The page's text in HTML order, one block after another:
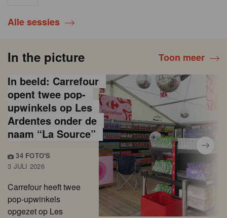
Alle sessies
In the picture Toon meer
In beeld: Carrefour
opent twee pop-
upwinkels op Les
Ardentes onder de
naam “La Source”
34 FOTO'S
3 JULI 2026
Carrefour heeft twee
pop-upwinkels
opgezet op Les